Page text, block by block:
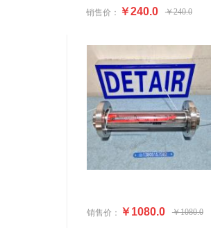
销售价： ￥240.0 ￥240.0
销售价： ￥1080.0 ￥1080.0